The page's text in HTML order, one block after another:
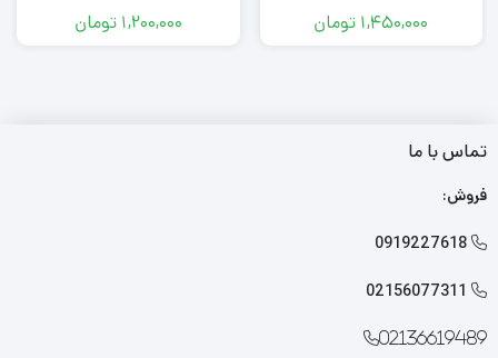
1,450,000 تومان 1,200,000 تومان
تماس با ما
فروش:

0919227618

02156077311
02136619489